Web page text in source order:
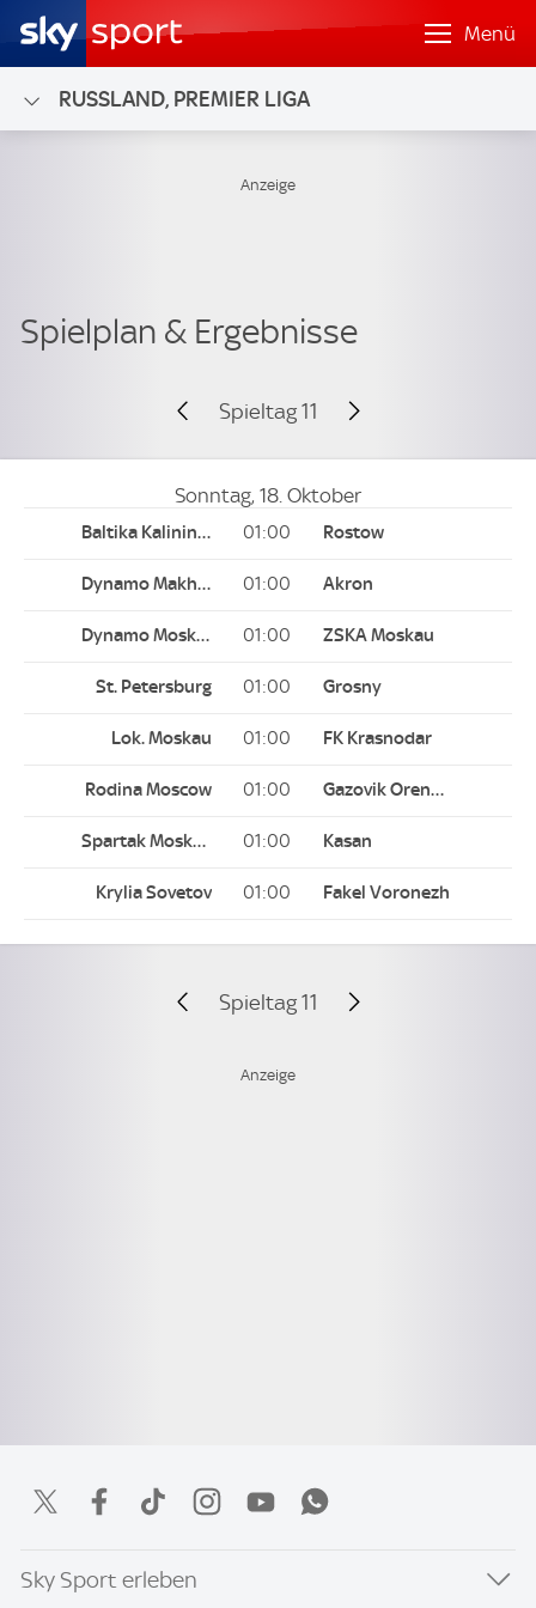
Menü
RUSSLAND, PREMIER LIGA
Spieltag 11
Sonntag, 18. Oktober
01:00
01:00
01:00
01:00
01:00
01:00
01:00
01:00
Spieltag 11
Sky Sport erleben